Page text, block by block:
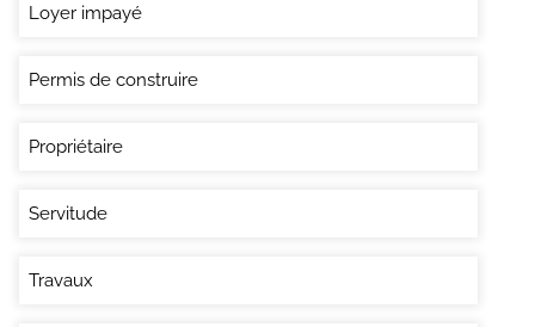
Loyer impayé
Permis de construire
Propriétaire
Servitude
Travaux